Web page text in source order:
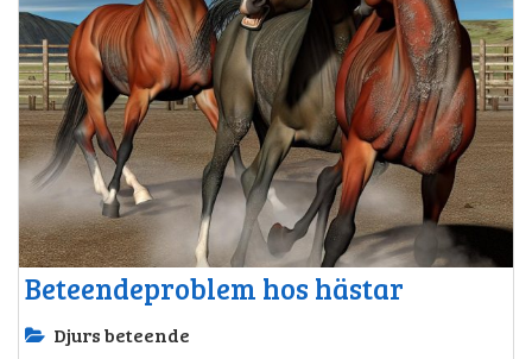
Beteendeproblem hos hästar
Djurs beteende